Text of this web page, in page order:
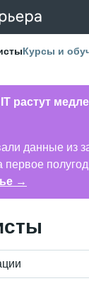
Курсы и
растут
данные из
первое
→